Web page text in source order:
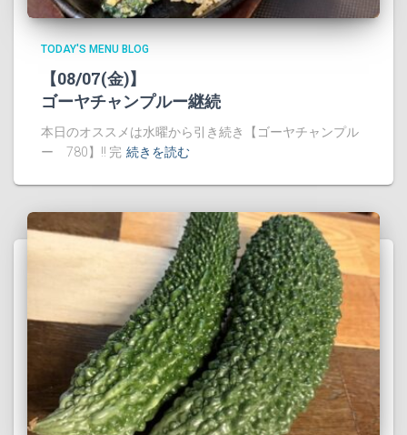
TODAY'S MENU BLOG
【08/07(金)】
ゴーヤチャンプルー継続
本日のオススメは水曜から引き続き【ゴーヤチャンプル
ー 780】!! 完 続きを読む